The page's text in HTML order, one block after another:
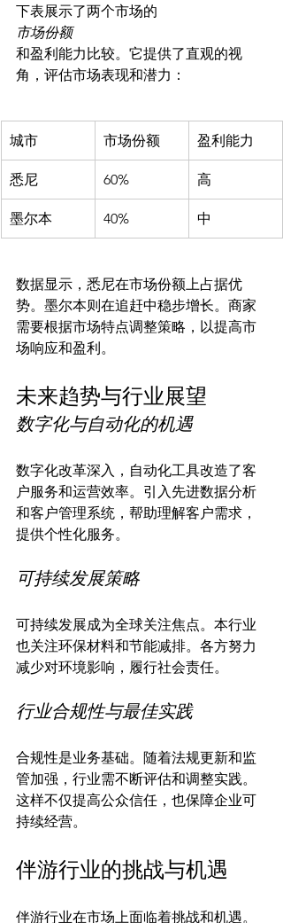
下表展示了两个市场的
市场份额
和盈利能力比较。它提供了直观的视
城市 市场份额 盈利能力
悉尼 60% 高
墨尔本 40% 中
数据显示，悉尼在市场份额上占据优
势。墨尔本则在追赶中稳步增长。商家
需要根据市场特点调整策略，以提高市
未来趋势与行业展望
数字化与自动化的机遇
数字化改革深入，自动化工具改造了客
户服务和运营效率。引入先进数据分析
和客户管理系统，帮助理解客户需求，
可持续发展策略
可持续发展成为全球关注焦点。本行业
也关注环保材料和节能减排。各方努力
行业合规性与最佳实践
合规性是业务基础。随着法规更新和监
管加强，行业需不断评估和调整实践。
这样不仅提高公众信任，也保障企业可
伴游行业的挑战与机遇
伴游行业在市场上面临着挑战和机遇。